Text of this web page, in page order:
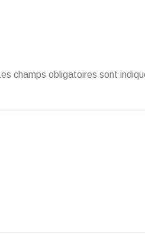
Les champs obligatoires sont